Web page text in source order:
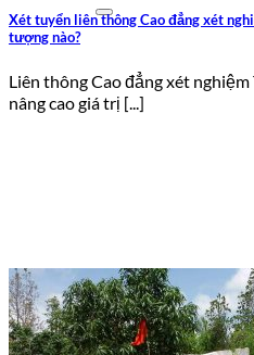
Xét tuyển liên thông Cao đẳng xét
tượng nào?
Liên thông Cao đẳng xét
nâng cao giá trị [...]